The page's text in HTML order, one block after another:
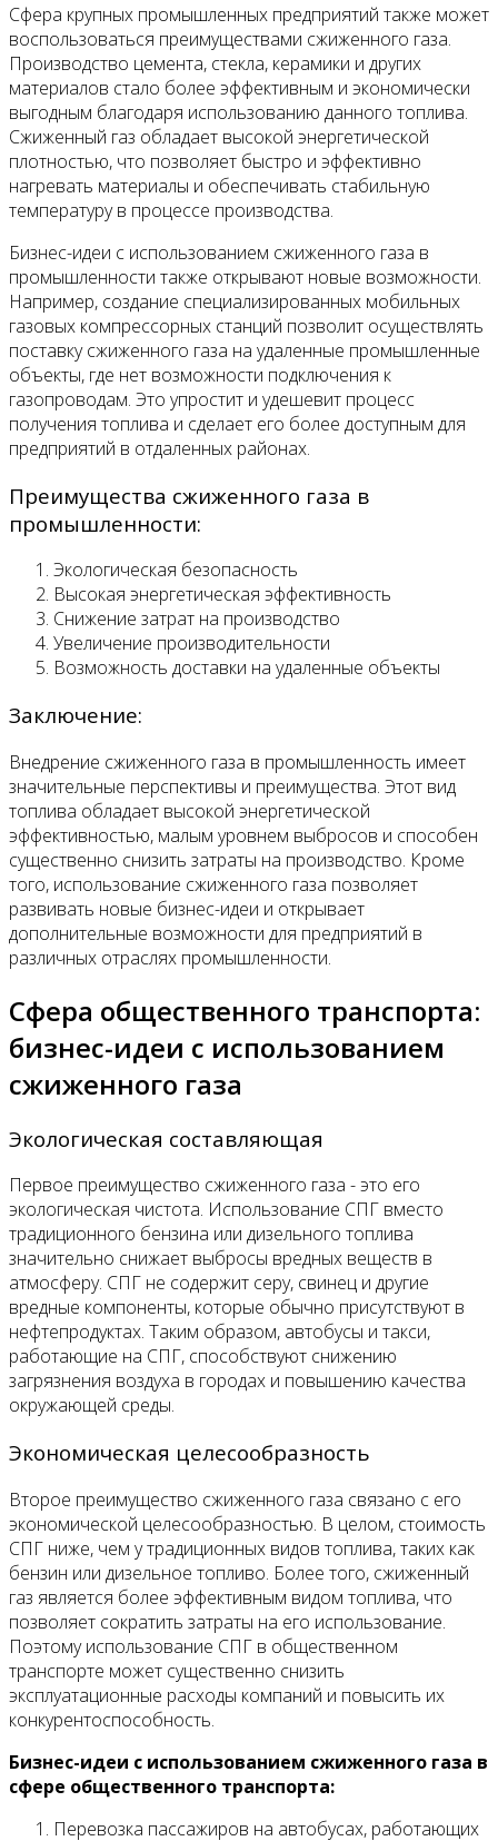
Сфера крупных промышленных предприятий также может
воспользоваться преимуществами сжиженного газа.
Производство цемента, стекла, керамики и других
материалов стало более эффективным и экономически
выгодным благодаря использованию данного топлива.
Сжиженный газ обладает высокой энергетической
плотностью, что позволяет быстро и эффективно
нагревать материалы и обеспечивать стабильную
температуру в процессе производства.
Бизнес-идеи с использованием сжиженного газа в
промышленности также открывают новые возможности.
Например, создание специализированных мобильных
газовых компрессорных станций позволит осуществлять
поставку сжиженного газа на удаленные промышленные
объекты, где нет возможности подключения к
газопроводам. Это упростит и удешевит процесс
получения топлива и сделает его более доступным для
предприятий в отдаленных районах.
Преимущества сжиженного газа в
промышленности:
Экологическая безопасность
Высокая энергетическая эффективность
Снижение затрат на производство
Увеличение производительности
Возможность доставки на удаленные объекты
Заключение:
Внедрение сжиженного газа в промышленность имеет
значительные перспективы и преимущества. Этот вид
топлива обладает высокой энергетической
эффективностью, малым уровнем выбросов и способен
существенно снизить затраты на производство. Кроме
того, использование сжиженного газа позволяет
развивать новые бизнес-идеи и открывает
дополнительные возможности для предприятий в
различных отраслях промышленности.
Сфера общественного транспорта:
бизнес-идеи с использованием
сжиженного газа
Экологическая составляющая
Первое преимущество сжиженного газа - это его
экологическая чистота. Использование СПГ вместо
традиционного бензина или дизельного топлива
значительно снижает выбросы вредных веществ в
атмосферу. СПГ не содержит серу, свинец и другие
вредные компоненты, которые обычно присутствуют в
нефтепродуктах. Таким образом, автобусы и такси,
работающие на СПГ, способствуют снижению
загрязнения воздуха в городах и повышению качества
окружающей среды.
Экономическая целесообразность
Второе преимущество сжиженного газа связано с его
экономической целесообразностью. В целом, стоимость
СПГ ниже, чем у традиционных видов топлива, таких как
бензин или дизельное топливо. Более того, сжиженный
газ является более эффективным видом топлива, что
позволяет сократить затраты на его использование.
Поэтому использование СПГ в общественном
транспорте может существенно снизить
эксплуатационные расходы компаний и повысить их
конкурентоспособность.
Бизнес-идеи с использованием сжиженного газа в
сфере общественного транспорта:
Перевозка пассажиров на автобусах, работающих